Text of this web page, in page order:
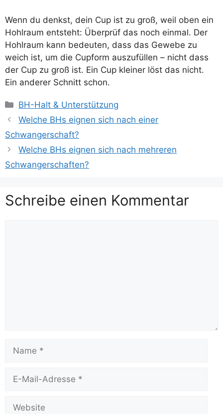
Wenn du denkst, dein Cup ist zu groß, weil oben ein
Hohlraum entsteht: Überprüf das noch einmal. Der
Hohlraum kann bedeuten, dass das Gewebe zu
weich ist, um die Cupform auszufüllen – nicht dass
der Cup zu groß ist. Ein Cup kleiner löst das nicht.
Ein anderer Schnitt schon.
Kategorien
BH-Halt & Unterstützung
Welche BHs eignen sich nach einer
Schwangerschaft?
Welche BHs eignen sich nach mehreren
Schwangerschaften?
Schreibe einen Kommentar
Mail-